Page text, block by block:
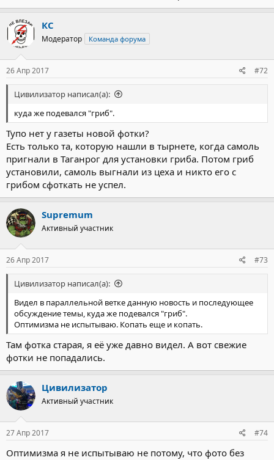
КС
Модератор Команда форума
26 Апр 2017 #72
Цивилизатор написал(а):
куда же подевался "гриб".
Тупо нет у газеты новой фотки?
Есть только та, которую нашли в тырнете, когда самоль
пригнали в Таганрог для установки гриба. Потом гриб
установили, самоль выгнали из цеха и никто его с
грибом сфоткать не успел.
Supremum
Активный участник
26 Апр 2017 #73
Цивилизатор написал(а):
Видел в параллельной ветке данную новость и последующее
обсуждение темы, куда же подевался "гриб".
Оптимизма не испытываю. Копать еще и копать.
Там фотка старая, я её уже давно видел. А вот свежие
фотки не попадались.
Цивилизатор
Активный участник
27 Апр 2017 #74
Оптимизма я не испытываю не потому, что фото без